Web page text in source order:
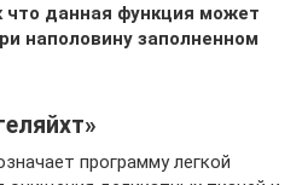
что данная функция может
наполовину заполненном
программу легкой